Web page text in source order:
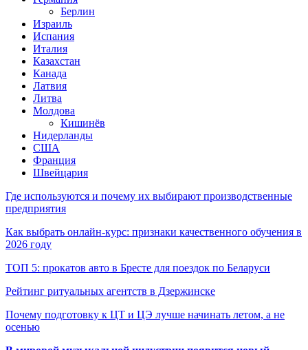
Берлин
Израиль
Испания
Италия
Казахстан
Канада
Латвия
Литва
Молдова
Кишинёв
Нидерланды
США
Франция
Швейцария
Где используются и почему их выбирают производственные
предприятия
Как выбрать онлайн-курс: признаки качественного обучения в
2026 году
ТОП 5: прокатов авто в Бресте для поездок по Беларуси
Рейтинг ритуальных агентств в Дзержинске
Почему подготовку к ЦТ и ЦЭ лучше начинать летом, а не
осенью